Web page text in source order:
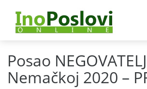
Posao
Nemačkoj 2020 –